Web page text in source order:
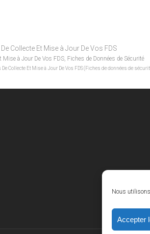
Nous utilisons
Accepter
Collecte Et Mise à Jour De Vos FDS
Mise à Jour De Vos FDS, Fiches de Données de Sécurité
Collecte Et Mise à Jour De Vos FDS (Fiches de données de